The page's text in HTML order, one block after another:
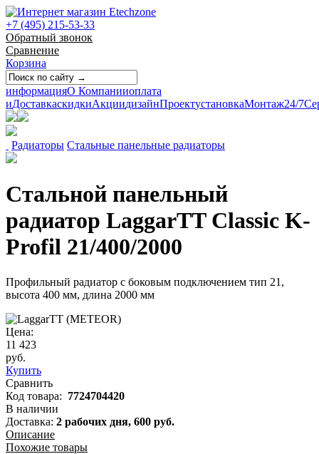
+7 (495) 215-53-33
Обратный звонок
Сравнение
Корзина
информацияО Компанииоплата
иДоставкаскидкиАкциидизайнПроектустановкаМонтаж24/7
Радиаторы Стальные панельные радиаторы
Стальной панельный
радиатор LaggarTT Classic K-
Profil 21/400/2000
Профильный радиатор с боковым подключением тип 21,
высота 400 мм, длина 2000 мм
Цена:
11 423
руб.
Купить
Сравнить
Код товара: 7724704420
В наличии
Доставка: 2 рабочих дня, 600 руб.
Описание
Похожие товары